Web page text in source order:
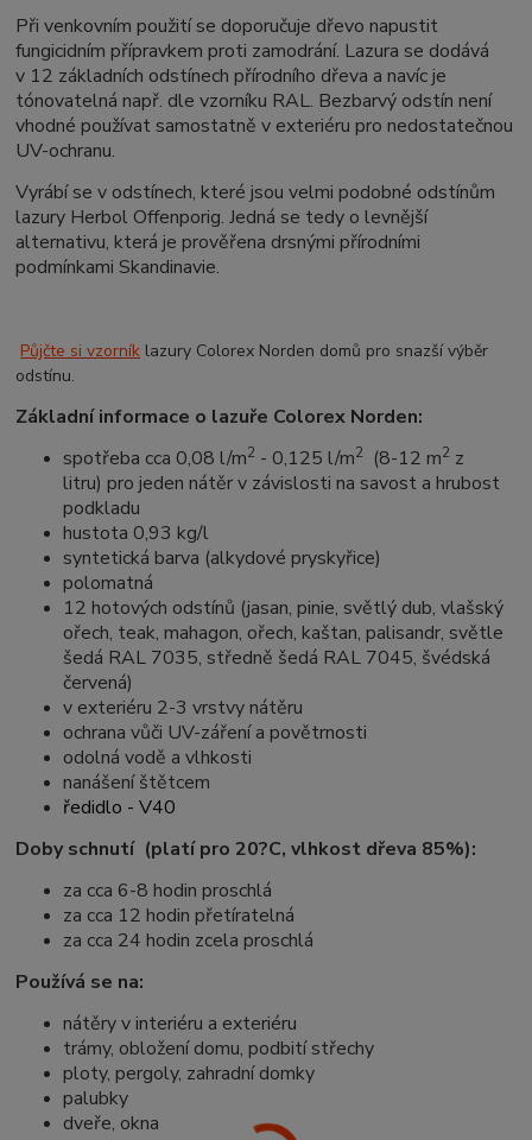
Při venkovním použití se doporučuje dřevo napustit
fungicidním přípravkem proti zamodrání. Lazura se dodává
v 12 základních odstínech přírodního dřeva a navíc je
tónovatelná např. dle vzorníku RAL. Bezbarvý odstín není
vhodné používat samostatně v exteriéru pro nedostatečnou
UV-ochranu.
Vyrábí se v odstínech, které jsou velmi podobné odstínům
lazury Herbol Offenporig. Jedná se tedy o levnější
alternativu, která je prověřena drsnými přírodními
podmínkami Skandinavie.
Půjčte si vzorník lazury Colorex Norden domů pro snazší výběr
odstínu.
Základní informace o lazuře Colorex Norden:
spotřeba cca 0,08 l/m2 - 0,125 l/m2 (8-12 m2 z
litru) pro jeden nátěr v závislosti na savost a hrubost
podkladu
hustota 0,93 kg/l
syntetická barva (alkydové pryskyřice)
polomatná
12 hotových odstínů (jasan, pinie, světlý dub, vlašský
ořech, teak, mahagon, ořech, kaštan, palisandr, světle
šedá RAL 7035, středně šedá RAL 7045, švédská
červená)
v exteriéru 2-3 vrstvy nátěru
ochrana vůči UV-záření a povětrnosti
odolná vodě a vlhkosti
nanášení štětcem
ředidlo - V40
Doby schnutí (platí pro 20?C, vlhkost dřeva 85%):
za cca 6-8 hodin proschlá
za cca 12 hodin přetíratelná
za cca 24 hodin zcela proschlá
Používá se na:
nátěry v interiéru a exteriéru
trámy, obložení domu, podbití střechy
ploty, pergoly, zahradní domky
palubky
dveře, okna